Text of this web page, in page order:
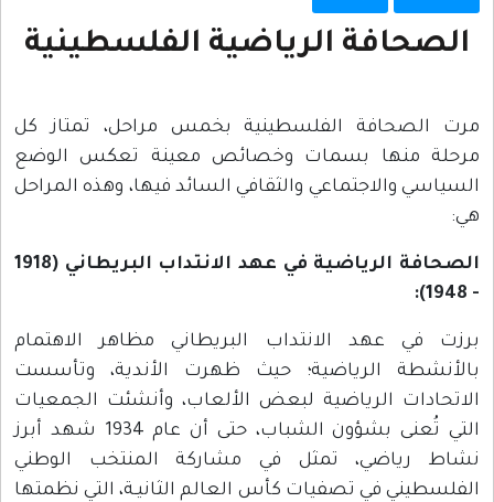
الصحافة الرياضية الفلسطينية
مرت الصحافة الفلسطينية بخمس مراحل، تمتاز كل
مرحلة منها بسمات وخصائص معينة تعكس الوضع
السياسي والاجتماعي والثقافي السائد فيها، وهذه المراحل
هي:
الصحافة الرياضية في عهد الانتداب البريطاني (1918
- 1948):
برزت في عهد الانتداب البريطاني مظاهر الاهتمام
بالأنشطة الرياضية؛ حيث ظهرت الأندية، وتأسست
الاتحادات الرياضية لبعض الألعاب، وأنشئت الجمعيات
التي تُعنى بشؤون الشباب، حتى أن عام 1934 شهد أبرز
نشاط رياضي، تمثل في مشاركة المنتخب الوطني
الفلسطيني في تصفيات كأس العالم الثانيـة، التي نظمتها